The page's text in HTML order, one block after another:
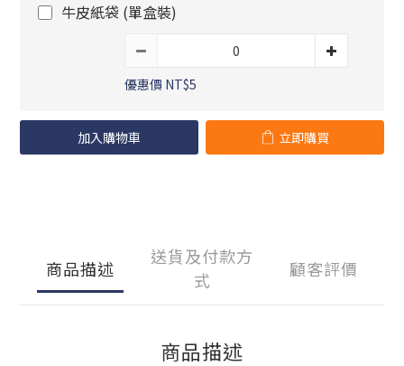
牛皮紙袋 (單盒裝)
優惠價 NT$5
加入購物車 立即購買
商品描述
送貨及付款方
式
顧客評價
商品描述